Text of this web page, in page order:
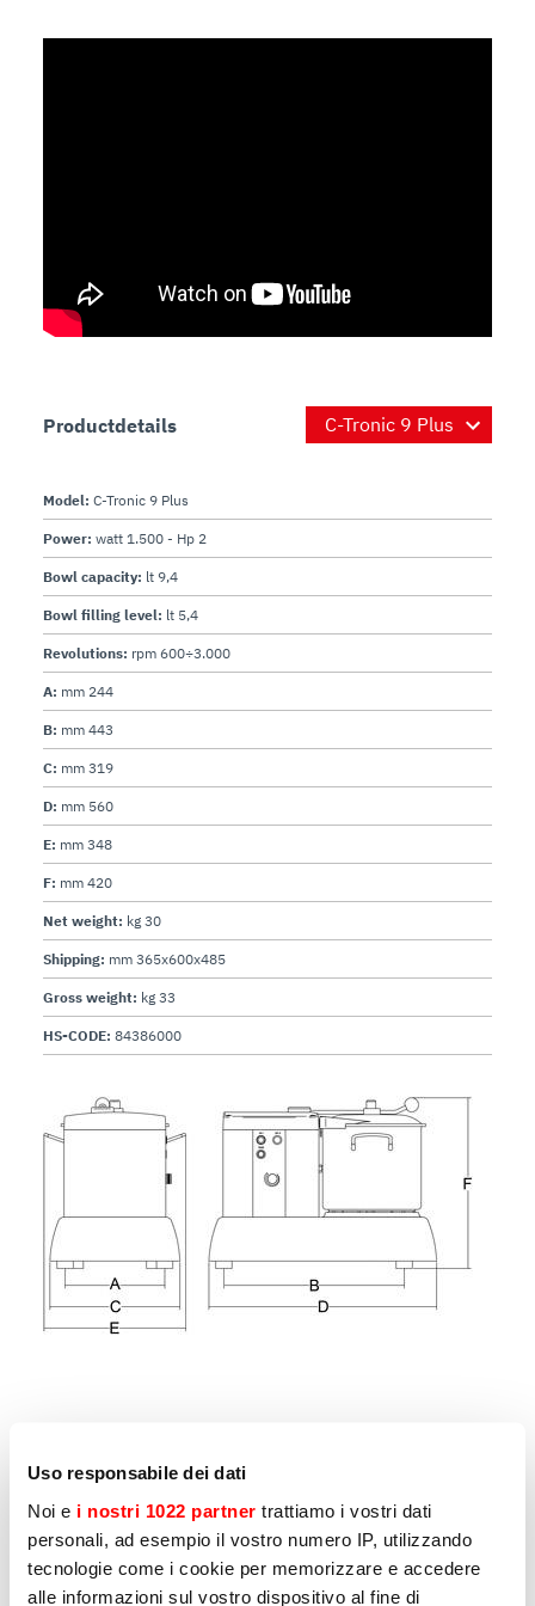
Uso responsabile dei dati
Noi e i nostri 1022 partner trattiamo i vostri dati
personali, ad esempio il vostro numero IP, utilizzando
tecnologie come i cookie per memorizzare e accedere
alle informazioni sul vostro dispositivo al fine di
Productdetails
Model: C-Tronic 9 Plus
Power: watt 1.500 - Hp 2
Bowl capacity: lt 9,4
Bowl filling level: lt 5,4
Revolutions: rpm 600÷3.000
A: mm 244
B: mm 443
C: mm 319
D: mm 560
E: mm 348
F: mm 420
Net weight: kg 30
Shipping: mm 365x600x485
Gross weight: kg 33
HS-CODE: 84386000
Andere producten die u mogelijk
interesseren
Pagina1 van7